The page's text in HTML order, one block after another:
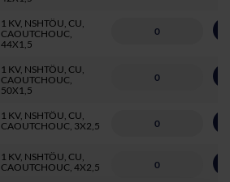
1 KV, NSHTÖU, CU,
CAOUTCHOUC,
44X1,5
1 KV, NSHTÖU, CU,
CAOUTCHOUC,
50X1,5
1 KV, NSHTÖU, CU,
CAOUTCHOUC, 3X2,5
1 KV, NSHTÖU, CU,
CAOUTCHOUC, 4X2,5